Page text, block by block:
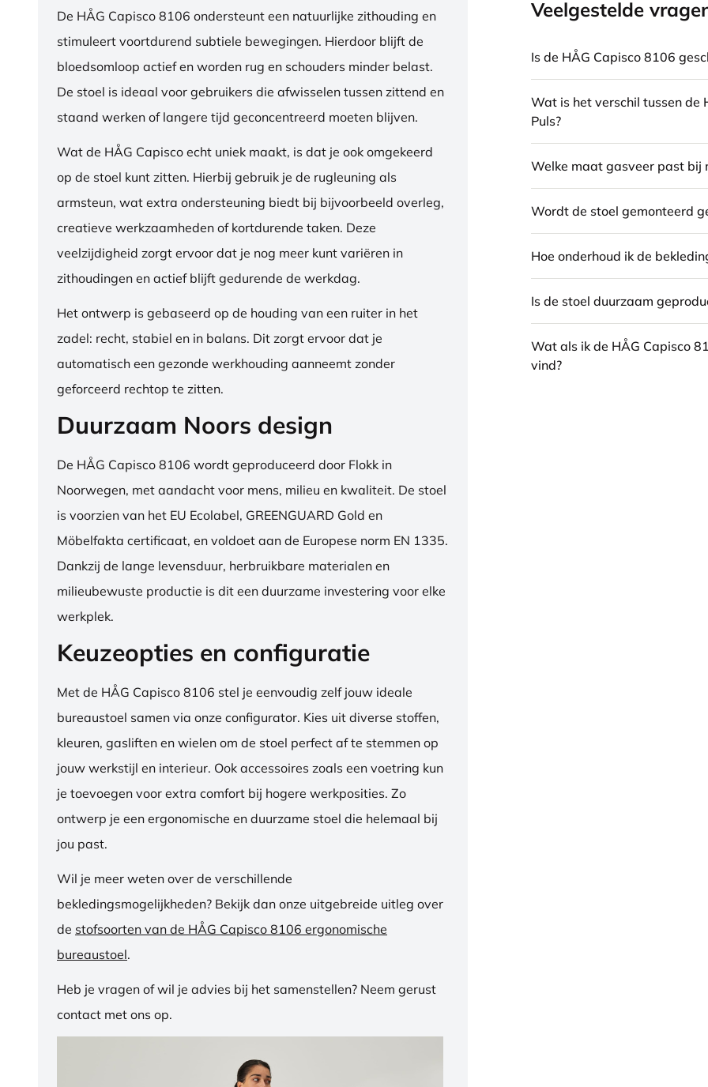
De HÅG Capisco 8106 ondersteunt een natuurlijke zithouding en
stimuleert voortdurend subtiele bewegingen. Hierdoor blijft de
bloedsomloop actief en worden rug en schouders minder belast.
De stoel is ideaal voor gebruikers die afwisselen tussen zittend en
staand werken of langere tijd geconcentreerd moeten blijven.
Wat de HÅG Capisco echt uniek maakt, is dat je ook omgekeerd
op de stoel kunt zitten. Hierbij gebruik je de rugleuning als
armsteun, wat extra ondersteuning biedt bij bijvoorbeeld overleg,
creatieve werkzaamheden of kortdurende taken. Deze
veelzijdigheid zorgt ervoor dat je nog meer kunt variëren in
zithoudingen en actief blijft gedurende de werkdag.
Het ontwerp is gebaseerd op de houding van een ruiter in het
zadel: recht, stabiel en in balans. Dit zorgt ervoor dat je
automatisch een gezonde werkhouding aanneemt zonder
geforceerd rechtop te zitten.
Duurzaam Noors design
De HÅG Capisco 8106 wordt geproduceerd door Flokk in
Noorwegen, met aandacht voor mens, milieu en kwaliteit. De stoel
is voorzien van het EU Ecolabel, GREENGUARD Gold en
Möbelfakta certificaat, en voldoet aan de Europese norm EN 1335.
Dankzij de lange levensduur, herbruikbare materialen en
milieubewuste productie is dit een duurzame investering voor elke
werkplek.
Keuzeopties en configuratie
Met de HÅG Capisco 8106 stel je eenvoudig zelf jouw ideale
bureaustoel samen via onze configurator. Kies uit diverse stoffen,
kleuren, gasliften en wielen om de stoel perfect af te stemmen op
jouw werkstijl en interieur. Ook accessoires zoals een voetring kun
je toevoegen voor extra comfort bij hogere werkposities. Zo
ontwerp je een ergonomische en duurzame stoel die helemaal bij
jou past.
Wil je meer weten over de verschillende
bekledingsmogelijkheden? Bekijk dan onze uitgebreide uitleg over
de stofsoorten van de HÅG Capisco 8106 ergonomische
bureaustoel.
Heb je vragen of wil je advies bij het samenstellen? Neem gerust
contact met ons op.
Veelgestelde
Is de HÅG Capisco 8106
Wat is het verschil tussen de
Puls?
Welke maat gasveer past bij
Wordt de stoel gemonteerd
Hoe onderhoud ik de
Is de stoel duurzaam
Wat als ik de HÅG Capisco
vind?